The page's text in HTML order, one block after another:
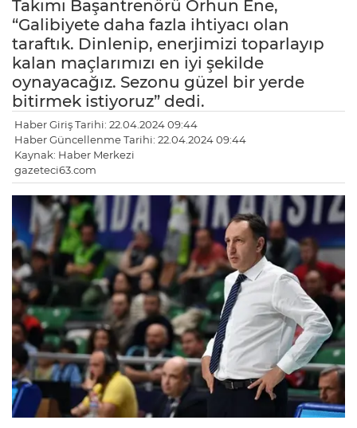
Takımı Başantrenörü Orhun Ene,
“Galibiyete daha fazla ihtiyacı olan
taraftık. Dinlenip, enerjimizi toparlayıp
kalan maçlarımızı en iyi şekilde
oynayacağız. Sezonu güzel bir yerde
bitirmek istiyoruz” dedi.
Haber Giriş Tarihi: 22.04.2024 09:44
Haber Güncellenme Tarihi: 22.04.2024 09:44
Kaynak: Haber Merkezi
gazeteci63.com